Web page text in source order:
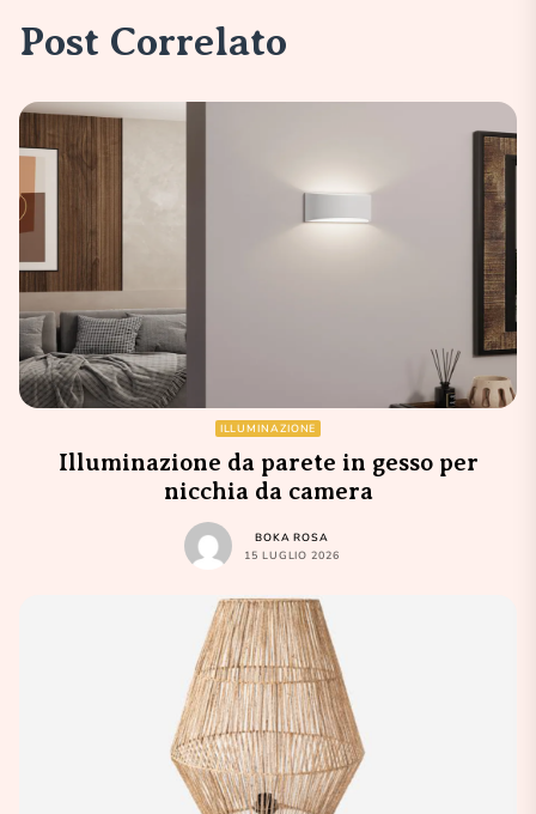
Post Correlato
ILLUMINAZIONE
Illuminazione da parete in gesso per
nicchia da camera
BOKA ROSA
15 LUGLIO 2026